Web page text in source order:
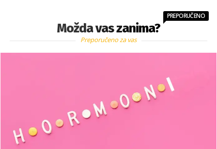
Možda vas zanima?
PREPORUČENO
Preporučeno za vas